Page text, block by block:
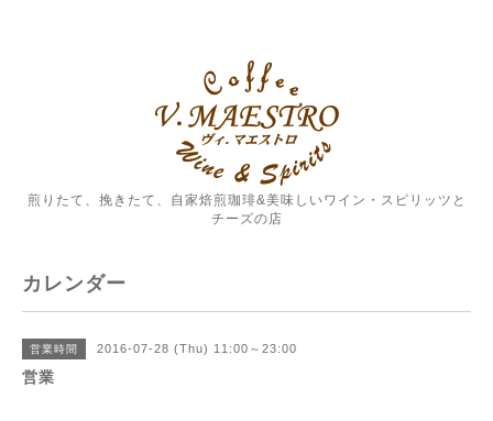
煎りたて、挽きたて、自家焙煎珈琲&美味しいワイン・スピリッツと
チーズの店
カレンダー
営業時間 2016-07-28 (Thu) 11:00～23:00
営業